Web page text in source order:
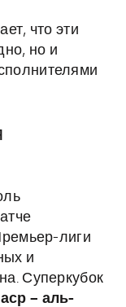
что эти
но и
лиги
и
Суперкубок
– аль-